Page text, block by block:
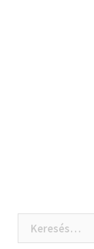
Keresés: